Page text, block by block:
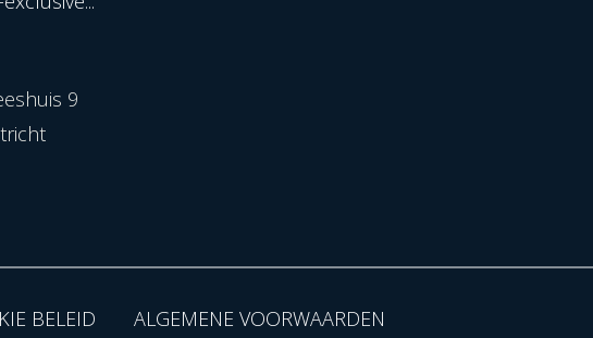
9
BELEID ALGEMENE VOORWAARDEN